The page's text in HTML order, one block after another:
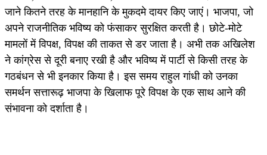
जाने कितने तरह के मानहानि के मुकदमे दायर किए जाएं। भाजपा, जो
अपने राजनीतिक भविष्य को फंसाकर सुरक्षित करती है। छोटे-मोटे
मामलों में विपक्ष, विपक्ष की ताकत से डर जाता है। अभी तक अखिलेश
ने कांग्रेस से दूरी बनाए रखी है और भविष्य में पार्टी से किसी तरह के
गठबंधन से भी इनकार किया है। इस समय राहुल गांधी को उनका
समर्थन सत्तारूढ़ भाजपा के खिलाफ पूरे विपक्ष के एक साथ आने की
संभावना को दर्शाता है।